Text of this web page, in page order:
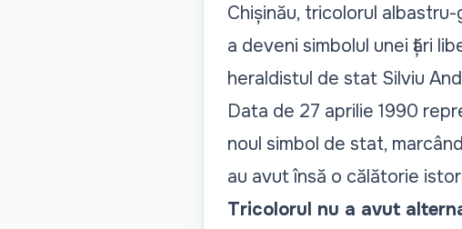
Chișinău, tricolorul
a deveni simbolul unei țări
heraldistul de stat Silviu
Data de 27 aprilie 1990
noul simbol de stat,
au avut însă o călătorie
Tricolorul nu a avut